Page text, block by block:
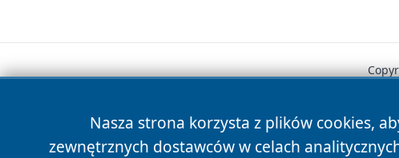
Nasza strona korzysta z plików cookies,
zewnętrznych dostawców w celach
News